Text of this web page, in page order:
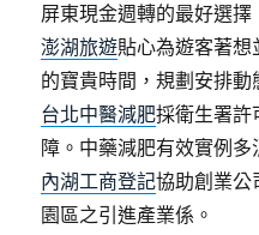
屏東現金週轉的最好選擇
澎湖旅遊貼心為遊客著
的寶貴時間，規劃安排動
台北中醫減肥採衛生署許
障。中藥減肥有效實例多
內湖工商登記協助創業公
園區之引進產業係。